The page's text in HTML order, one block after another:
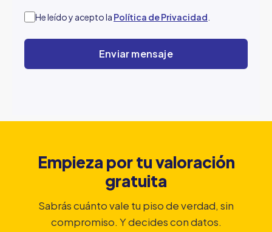
He leído y acepto la Política de Privacidad
Empieza por tu valoración
gratuita
Sabrás cuánto vale tu piso de verdad, sin
compromiso. Y decides con datos.